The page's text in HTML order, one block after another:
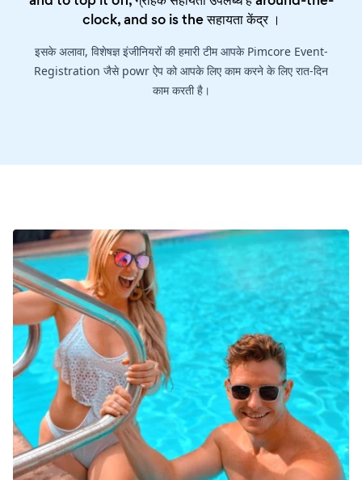
clock, and so is theसहायता केंद्र।
इसके अलावा, विशेषज्ञ इंजीनियरों की हमारी टीम आपके Pimcore Event-
Registration जैसे powr ऐप को आपके लिए काम करने के लिए रात-दिन
काम करती है।